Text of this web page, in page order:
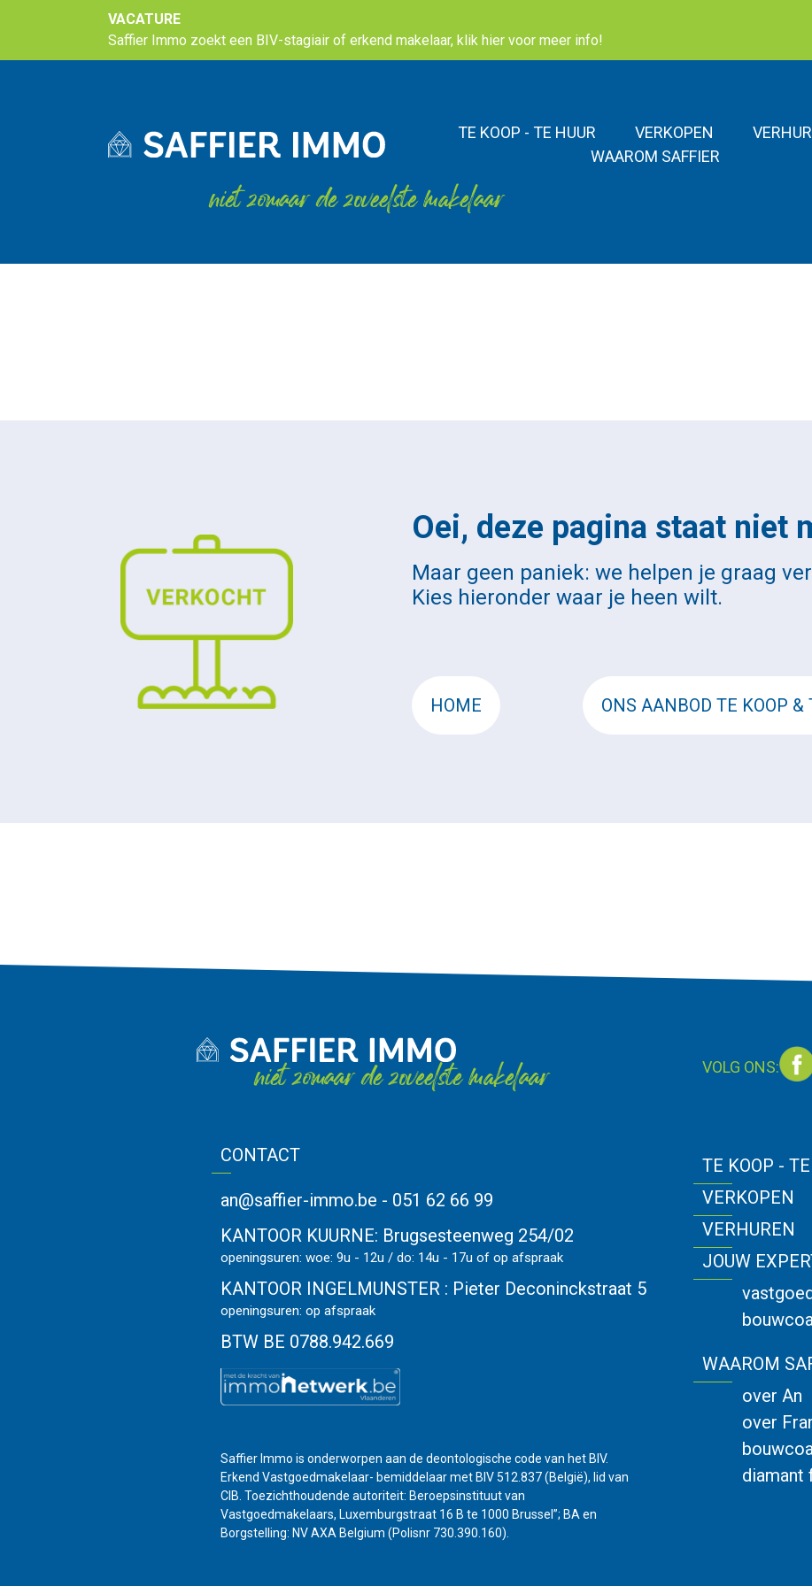
VACATURE
Saffier Immo zoekt een BIV-stagiair of erkend makelaar, klik hier voor meer info!
TE KOOP - TE HUUR VERKOPEN
WAAROM SAFFIER
niet zomaar de zoveelste makelaar
Oei, deze pagina staat niet
Maar geen paniek: we helpen je graag
Kies hieronder waar je heen wilt.
HOME ONS AANBOD TE KOOP &
niet zomaar de zoveelste makelaar VOLG ONS:
CONTACT
an@saffier-immo.be - 051 62 66 99
KANTOOR KUURNE: Brugsesteenweg 254/02
openingsuren: woe: 9u - 12u / do: 14u - 17u of op afspraak
KANTOOR INGELMUNSTER : Pieter Deconinckstraat 5
openingsuren: op afspraak
BTW BE 0788.942.669
Saffier Immo is onderworpen aan de deontologische code van het BIV.
Erkend Vastgoedmakelaar- bemiddelaar met BIV 512.837 (België), lid van
CIB. Toezichthoudende autoriteit: Beroepsinstituut van
Vastgoedmakelaars, Luxemburgstraat 16 B te 1000 Brussel”; BA en
Borgstelling: NV AXA Belgium (Polisnr 730.390.160).
TE KOOP -
VERKOPEN
VERHUREN
JOUW
WAAROM
over An
over
diamant